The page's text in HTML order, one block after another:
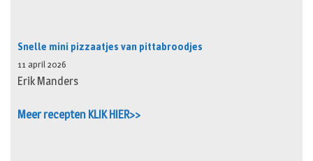
Snelle mini pizzaatjes van pittabroodjes
11 april 2026
Erik Manders
Meer recepten KLIK HIER>>